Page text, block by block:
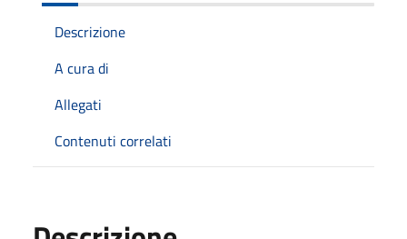
Descrizione
A cura di
Allegati
Contenuti correlati